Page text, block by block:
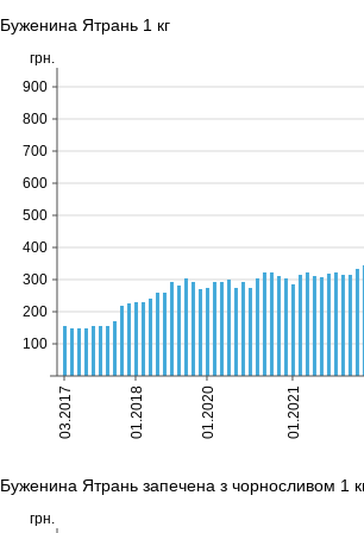
Буженина Ятрань 1 кг
Буженина Ятрань запечена з чорносливом 1